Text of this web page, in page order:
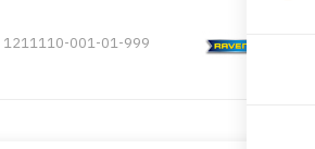
1211110-001-01-999